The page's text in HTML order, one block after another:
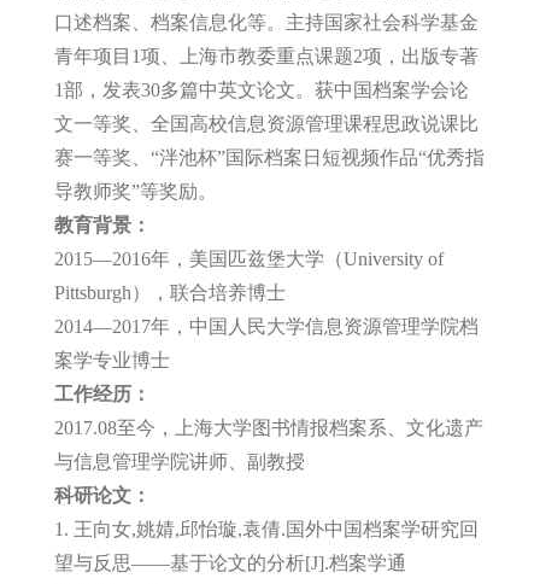
口述档案、档案信息化等。主持国家社会科学基金
青年项目1项、上海市教委重点课题2项，出版专著
1部，发表30多篇中英文论文。获中国档案学会论
文一等奖、全国高校信息资源管理课程思政说课比
赛一等奖、“泮池杯”国际档案日短视频作品“优秀指
导教师奖”等奖励。
教育背景：
2015—2016年，美国匹兹堡大学（University of
Pittsburgh），联合培养博士
2014—2017年，中国人民大学信息资源管理学院档
案学专业博士
工作经历：
2017.08至今，
上海大学图书情报档案系、文化遗产
与信息管理学院讲师、副教授
科研论文：
1. 王向女,姚婧,邱怡璇,袁倩.国外中国档案学研究回
望与反思——基于论文的分析[J].档案学通